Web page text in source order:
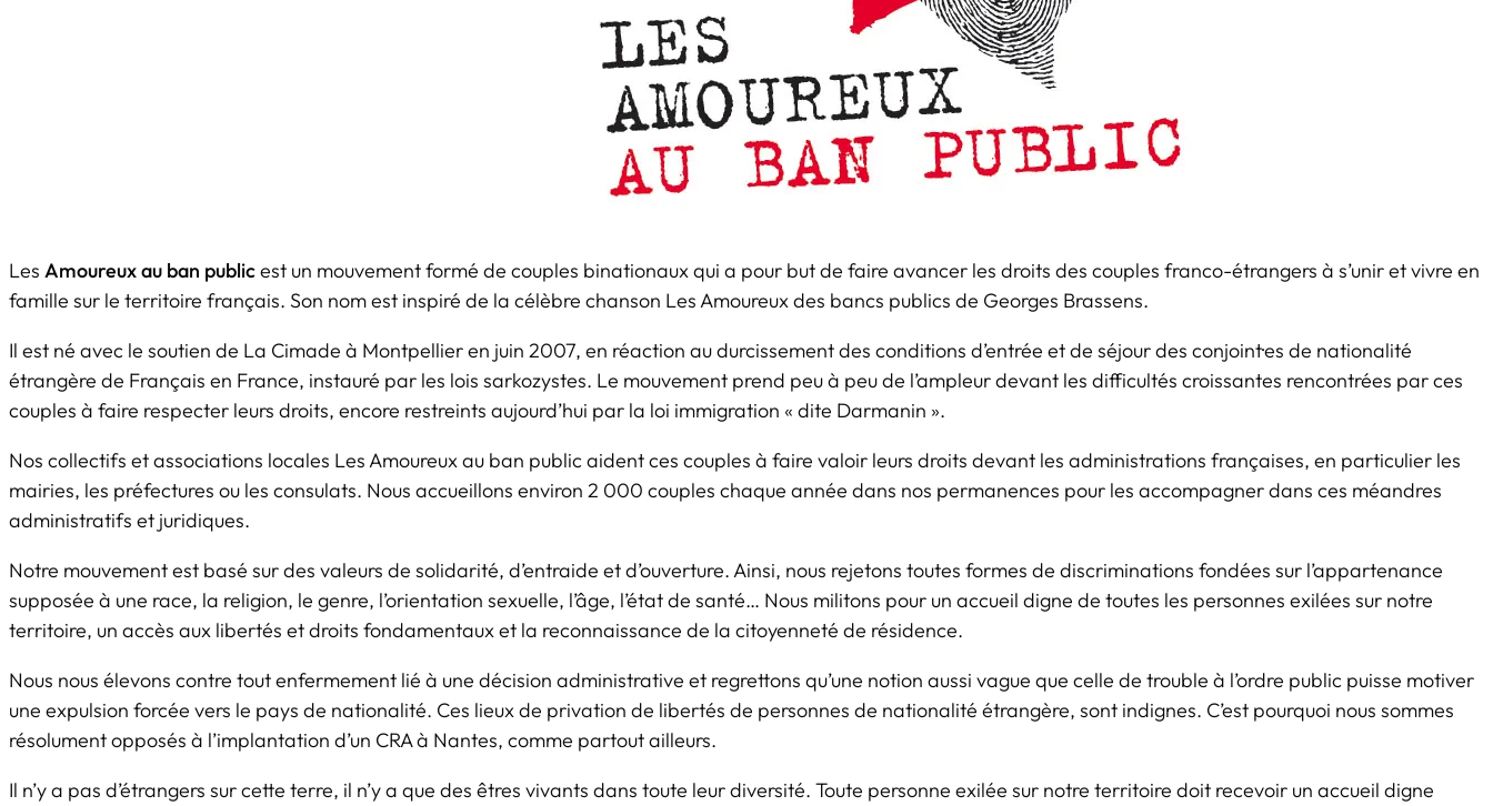
Les Amoureux au ban publicest un mouvement formé de couples binationaux qui a pour but de faire avancer les droits des couples franco-étrangers à s’unir et vivre en
famille sur le territoire français. Son nom est inspiré de la célèbre chanson Les Amoureux des bancs publics de Georges Brassens.
Il est né avec le soutien de La Cimade à Montpellier en juin 2007, en réaction au durcissement des conditions d’entrée et de séjour des conjoint·es de nationalité
étrangère de Français en France, instauré par les lois sarkozystes. Le mouvement prend peu à peu de l’ampleur devant les difficultés croissantes rencontrées par ces
couples à faire respecter leurs droits, encore restreints aujourd’hui par la loi immigration « dite Darmanin ».
Nos collectifs et associations locales Les Amoureux au ban public aident ces couples à faire valoir leurs droits devant les administrations françaises, en particulier les
mairies, les préfectures ou les consulats. Nous accueillons environ 2 000 couples chaque année dans nos permanences pour les accompagner dans ces méandres
administratifs et juridiques.
Notre mouvement est basé sur des valeurs de solidarité, d’entraide et d’ouverture. Ainsi, nous rejetons toutes formes de discriminations fondées sur l’appartenance
supposée à une race, la religion, le genre, l’orientation sexuelle, l’âge, l’état de santé… Nous militons pour un accueil digne de toutes les personnes exilées sur notre
territoire, un accès aux libertés et droits fondamentaux et la reconnaissance de la citoyenneté de résidence.
Nous nous élevons contre tout enfermement lié à une décision administrative et regrettons qu’une notion aussi vague que celle de trouble à l’ordre public puisse motiver
une expulsion forcée vers le pays de nationalité. Ces lieux de privation de libertés de personnes de nationalité étrangère, sont indignes. C’est pourquoi nous sommes
résolument opposés à l’implantation d’un CRA à Nantes, comme partout ailleurs.
Il n’y a pas d’étrangers sur cette terre, il n’y a que des êtres vivants dans toute leur diversité. Toute personne exilée sur notre territoire doit recevoir un accueil digne